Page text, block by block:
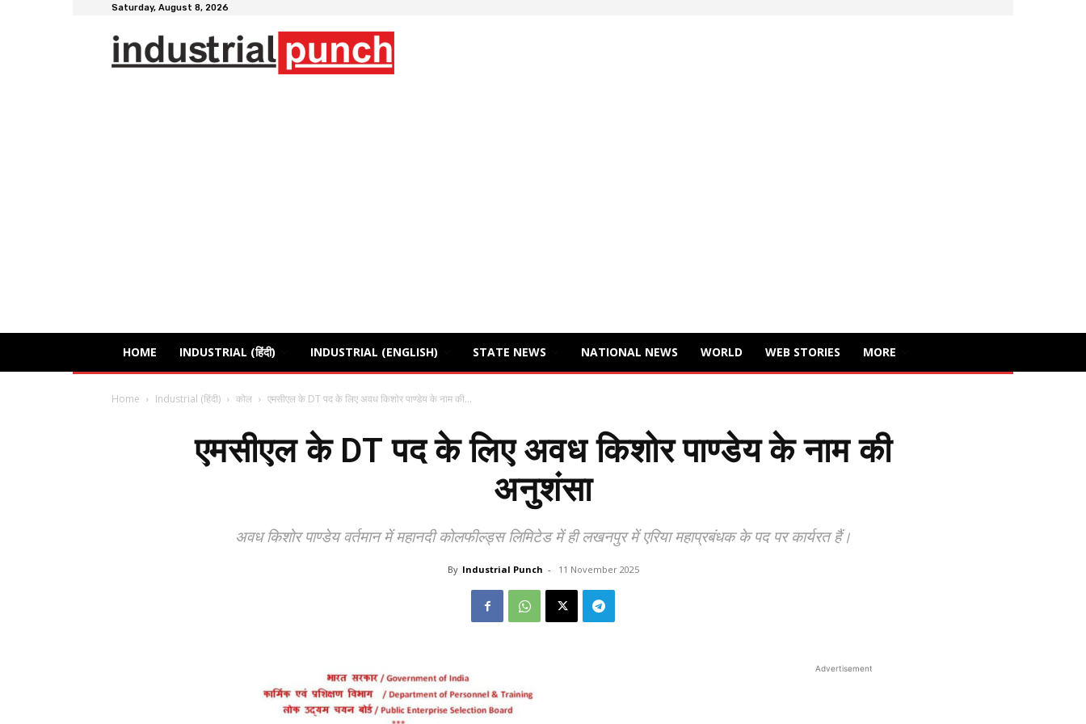
Saturday, August 8, 2026
HOME INDUSTRIAL (हिंदी) INDUSTRIAL (ENGLISH) STATE NEWS NATIONAL NEWS WORLD WEB STORIES MORE
Home Industrial (हिंदी) कोल एमसीएल के DT पद के लिए अवध किशोर पाण्डेय के नाम की...
एमसीएल के DT पद के लिए अवध किशोर पाण्डेय के नाम की
अनुशंसा
अवध किशोर पाण्डेय वर्तमान में महानदी कोलफील्ड्स लिमिटेड में ही लखनपुर में एरिया महाप्रबंधक के पद पर कार्यरत हैं।
By Industrial Punch - 11 November 2025
Advertisement